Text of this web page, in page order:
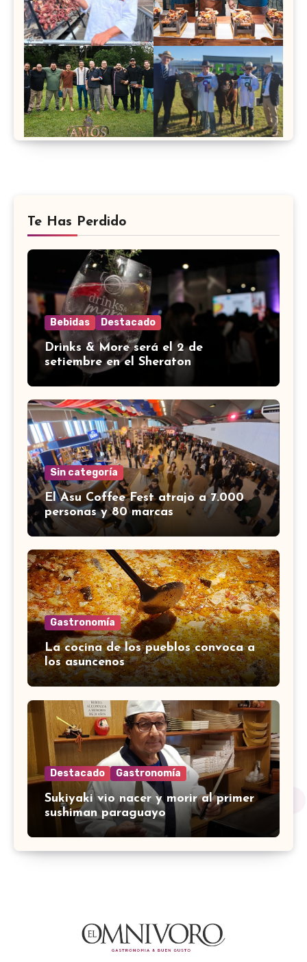
Te Has Perdido
Bebidas Destacado
Drinks & More será el 2 de
setiembre en el Sheraton
Sin categoría
El Asu Coffee Fest atrajo a 7.000
personas y 80 marcas
Gastronomía
La cocina de los pueblos convoca a
los asuncenos
Destacado Gastronomía
Sukiyaki vio nacer y morir al primer
sushiman paraguayo